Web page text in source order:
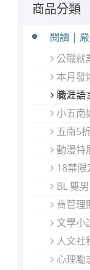
商品分類
閱讀 |
公職就
本月發
職涯語
小五南
五南5
動漫特
18禁限
BL 雙
商管理
文學小
人文社
心理勵